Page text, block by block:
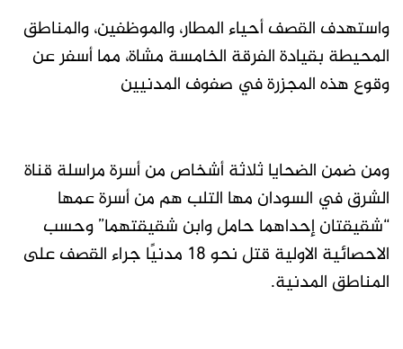
واستهدف القصف أحياء المطار، والموظفين، والمناطق
المحيطة بقيادة الفرقة الخامسة مشاة، مما أسفر عن
وقوع هذه المجزرة في صفوف المدنيين
ومن ضمن الضحايا ثلاثة أشخاص من أسرة مراسلة قناة
الشرق في السودان مها التلب هم من أسرة عمها
“شقيقتان إحداهما حامل وابن شقيقتهما” وحسب
الاحصائية الاولية قتل نحو 18 مدنيًا جراء القصف على
المناطق المدنية.